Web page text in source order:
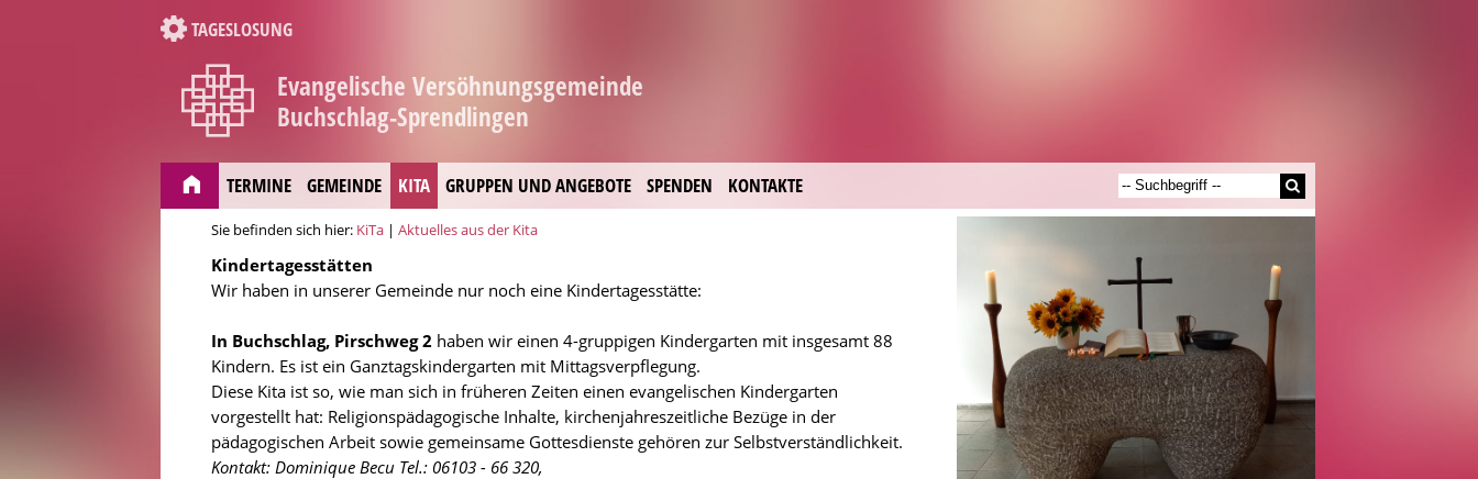
TAGESLOSUNG
Evangelische Versöhnungsgemeinde
Buchschlag-Sprendlingen
TERMINE GEMEINDE KITA GRUPPEN UND ANGEBOTE SPENDEN KONTAKTE
Sie befinden sich hier: KiTa |Aktuelles aus der Kita
Kindertagesstätten
Wir haben in unserer Gemeinde nur noch eine Kindertagesstätte:
In Buchschlag, Pirschweg 2 haben wir einen 4-gruppigen Kindergarten mit insgesamt 88
Kindern. Es ist ein Ganztagskindergarten mit Mittagsverpflegung.
Diese Kita ist so, wie man sich in früheren Zeiten einen evangelischen Kindergarten
vorgestellt hat: Religionspädagogische Inhalte, kirchenjahreszeitliche Bezüge in der
pädagogischen Arbeit sowie gemeinsame Gottesdienste gehören zur Selbstverständlichkeit.
Kontakt: Dominique Becu Tel.: 06103 - 66 320,